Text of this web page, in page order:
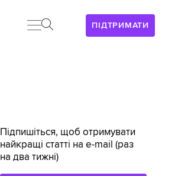
ПІДТРИМАТИ
Підпишіться, щоб отримувати
найкращі статті на e-mail (раз
на два тижні)